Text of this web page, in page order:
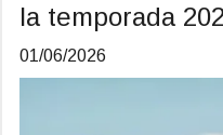
la temporada
01/06/2026